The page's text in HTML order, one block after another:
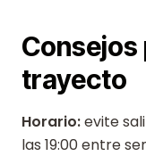
trayecto
Horario:evite
las 19:00 entre